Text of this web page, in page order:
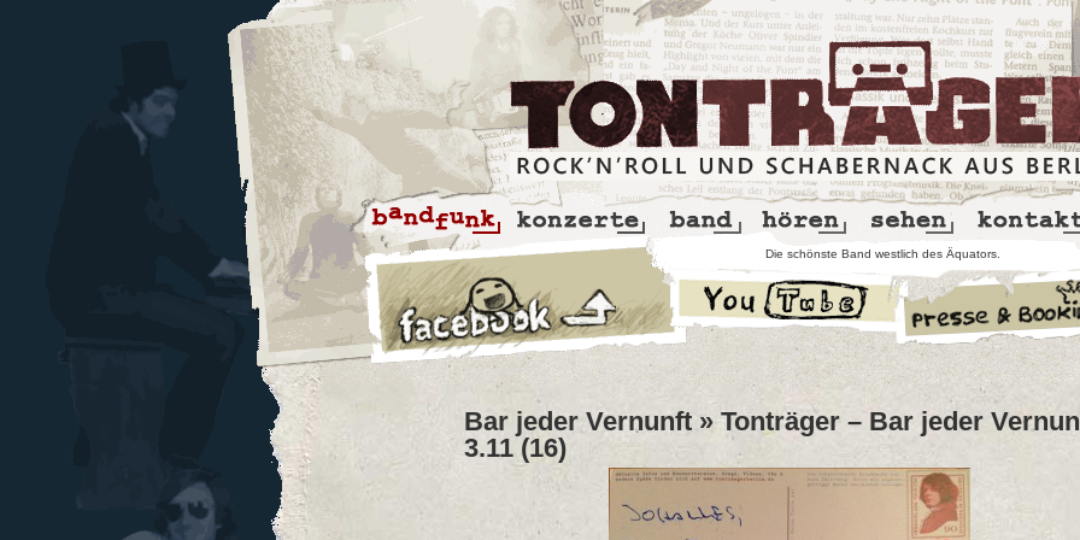
Die schönste Band westlich des Äquators.
Bar jeder Vernunft» Tonträger – Bar jeder
3.11 (16)